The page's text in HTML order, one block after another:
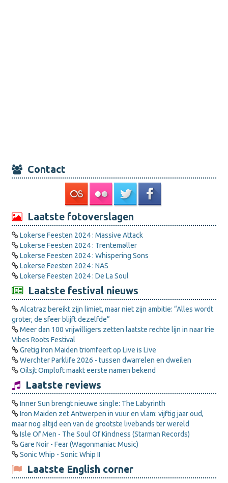
Contact
Laatste fotoverslagen
Lokerse Feesten 2024 : Massive Attack
Lokerse Feesten 2024 : Trentemøller
Lokerse Feesten 2024 : Whispering Sons
Lokerse Feesten 2024 : NAS
Lokerse Feesten 2024 : De La Soul
Laatste festival nieuws
Alcatraz bereikt zijn limiet, maar niet zijn ambitie: “Alles wordt
groter, de sfeer blijft dezelfde”
Meer dan 100 vrijwilligers zetten laatste rechte lijn in naar Irie
Vibes Roots Festival
Gretig Iron Maiden triomfeert op Live is Live
Werchter Parklife 2026 - tussen dwarrelen en dweilen
Oilsjt Omploft maakt eerste namen bekend
Laatste reviews
Inner Sun brengt nieuwe single: The Labyrinth
Iron Maiden zet Antwerpen in vuur en vlam: vijftig jaar oud,
maar nog altijd een van de grootste livebands ter wereld
Isle Of Men - The Soul Of Kindness (Starman Records)
Gare Noir - Fear (Wagonmaniac Music)
Sonic Whip - Sonic Whip II
Laatste English corner